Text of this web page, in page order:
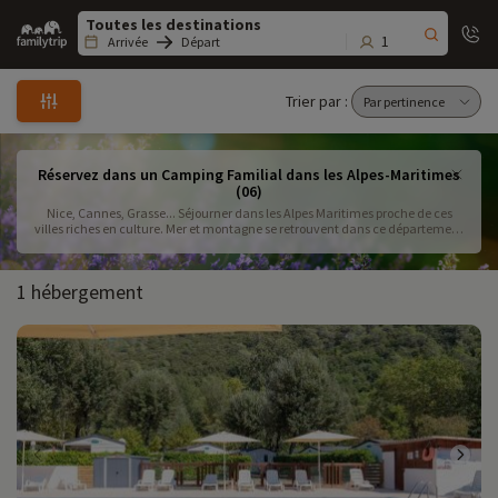
Family
trip
Arrivée Départ 1
Trier par :
Réservez dans un Camping Familial dans les Alpes-Maritimes
(06)
Nice, Cannes, Grasse... Séjourner dans les Alpes Maritimes proche de ces
villes riches en culture. Mer et montagne se retrouvent dans ce département
1 hébergement